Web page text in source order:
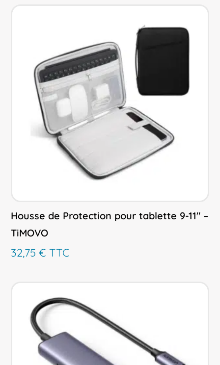
Housse de Protection pour tablette 9-11″ –
TiMOVO
32,75€ TTC